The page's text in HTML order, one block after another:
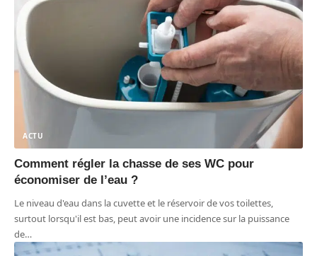
ACTU
Comment régler la chasse de ses WC pour
économiser de l’eau ?
Le niveau d'eau dans la cuvette et le réservoir de vos toilettes,
surtout lorsqu'il est bas, peut avoir une incidence sur la puissance
de…